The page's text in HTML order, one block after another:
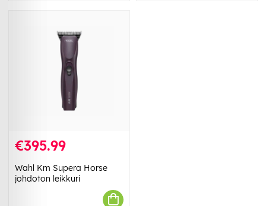
€395.99
Wahl Km Supera Horse
johdoton leikkuri